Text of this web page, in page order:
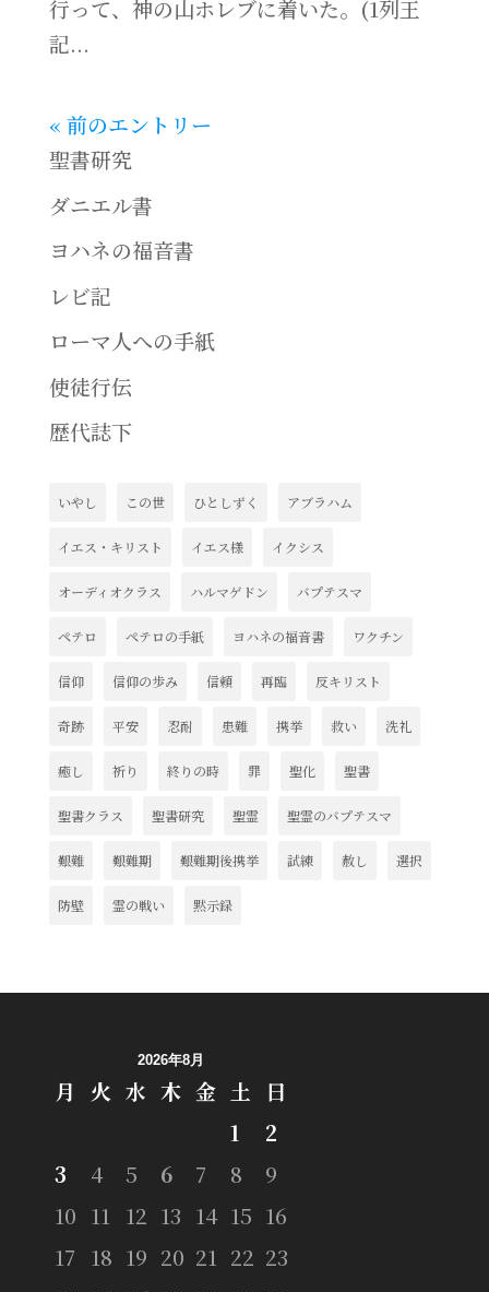
行って、神の山ホレブに着いた。(1列王
記...
« 前のエントリー
聖書研究
ダニエル書
ヨハネの福音書
レビ記
ローマ人への手紙
使徒行伝
歴代誌下
いやし この世 ひとしずく アブラハム
イエス・キリスト イエス様 イクシス
オーディオクラス ハルマゲドン バプテスマ
ペテロ ペテロの手紙 ヨハネの福音書 ワクチン
信仰 信仰の歩み 信頼 再臨 反キリスト
奇跡 平安 忍耐 患難 携挙 救い 洗礼
癒し 祈り 終りの時 罪 聖化 聖書
聖書クラス 聖書研究 聖霊 聖霊のバプテスマ
艱難 艱難期 艱難期後携挙 試練 赦し 選択
防壁 霊の戦い 黙示録
2026年8月
月 火 水 木 金 土
日
1
2
3
4 5 6 7 8
9
10 11 12 13 14 15 16
17 18 19 20 21 22 23